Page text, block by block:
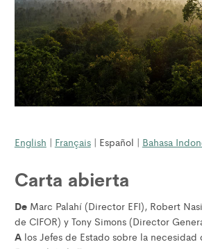
English | Français| Español | Bahasa
Carta abierta
De Marc Palahí (Director EFI), Robert
de CIFOR) y Tony Simons (Director
A los Jefes de Estado sobre la necesidad